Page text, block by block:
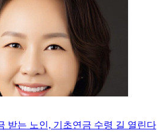
받는 노인, 기초연금 수령 길 열린다